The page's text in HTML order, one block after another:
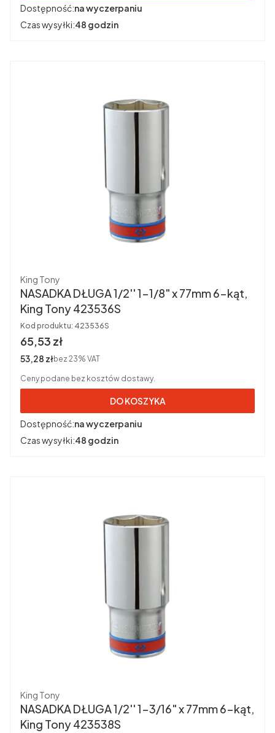
Dostępność:na wyczerpaniu
Czas wysyłki:48 godzin
Producent
King Tony
NASADKA DŁUGA 1/2'' 1-1/8" x 77mm 6-kąt,
King Tony 423536S
Kod produktu: 423536S
Cena brutto
65,53 zł
Cena netto
53,28 złbez 23% VAT
Ceny podane bez kosztów dostawy.
DO KOSZYKA
Dostępność:na wyczerpaniu
Czas wysyłki:48 godzin
Producent
King Tony
NASADKA DŁUGA 1/2'' 1-3/16" x 77mm 6-kąt,
King Tony 423538S